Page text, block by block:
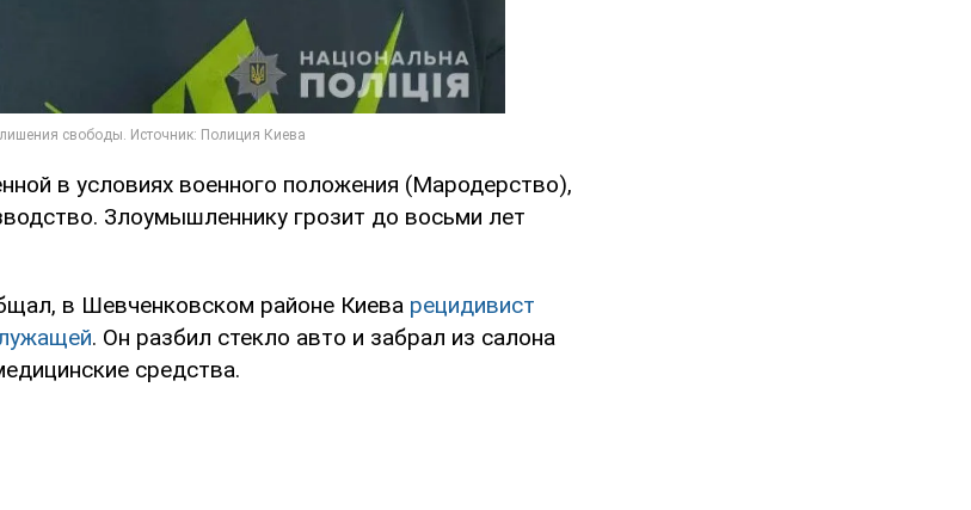
в условиях военного положения (Мародерство),
Злоумышленнику грозит до восьми лет
в Шевченковском районе Киева рецидивист
. Он разбил стекло авто и забрал из салона
средства.